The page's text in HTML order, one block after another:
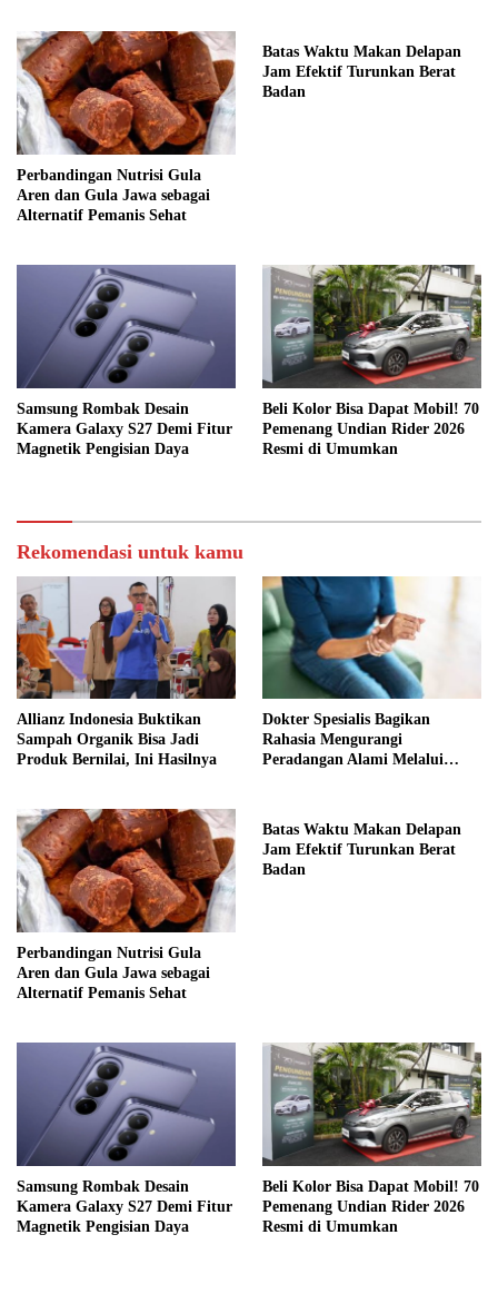
Perbandingan Nutrisi Gula
Aren dan Gula Jawa sebagai
Alternatif Pemanis Sehat
Batas Waktu Makan Delapan
Jam Efektif Turunkan Berat
Badan
Samsung Rombak Desain
Kamera Galaxy S27 Demi Fitur
Magnetik Pengisian Daya
Beli Kolor Bisa Dapat Mobil! 70
Pemenang Undian Rider 2026
Resmi di Umumkan
Rekomendasi untuk kamu
Allianz Indonesia Buktikan
Sampah Organik Bisa Jadi
Produk Bernilai, Ini Hasilnya
Dokter Spesialis Bagikan
Rahasia Mengurangi
Peradangan Alami Melalui
Perbandingan Nutrisi Gula
Aren dan Gula Jawa sebagai
Alternatif Pemanis Sehat
Batas Waktu Makan Delapan
Jam Efektif Turunkan Berat
Badan
Samsung Rombak Desain
Kamera Galaxy S27 Demi Fitur
Magnetik Pengisian Daya
Beli Kolor Bisa Dapat Mobil! 70
Pemenang Undian Rider 2026
Resmi di Umumkan